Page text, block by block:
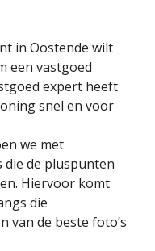
in Oostende wilt
een vastgoed
expert heeft
snel en voor
we met
die de pluspunten
Hiervoor komt
die
van de beste foto’s